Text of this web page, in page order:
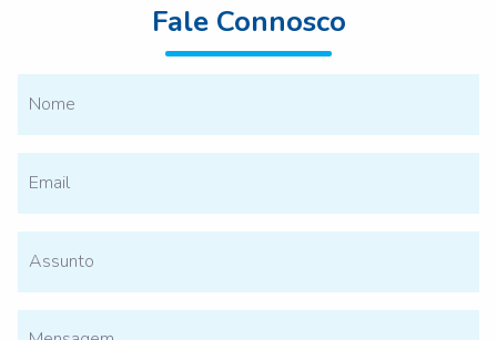
Fale Connosco